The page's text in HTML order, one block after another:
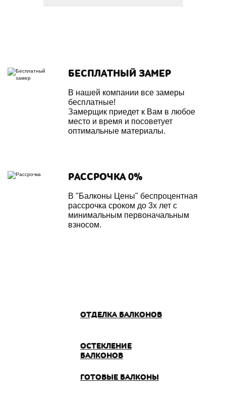
БЕСПЛАТНЫЙ ЗАМЕР
В нашей компании все замеры
бесплатные!
Замерщик приедет к Вам в любое
место и время и посоветует
оптимальные материалы.
РАССРОЧКА 0%
В "Балконы Цены" беспроцентная
рассрочка сроком до 3х лет с
минимальным первоначальным
взносом.
ОТДЕЛКА БАЛКОНОВ
ОСТЕКЛЕНИЕ
БАЛКОНОВ
ГОТОВЫЕ БАЛКОНЫ